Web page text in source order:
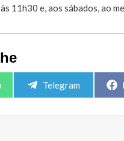
11h30 e, aos sábados, ao
Share
Telegram